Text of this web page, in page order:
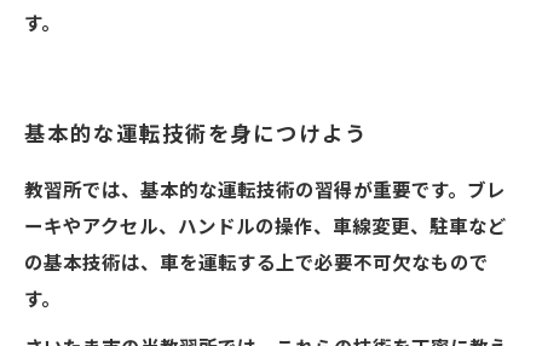
す。
基本的な運転技術を身につけよう
教習所では、基本的な運転技術の習得が重要です。ブレ
ーキやアクセル、ハンドルの操作、車線変更、駐車など
の基本技術は、車を運転する上で必要不可欠なもので
す。